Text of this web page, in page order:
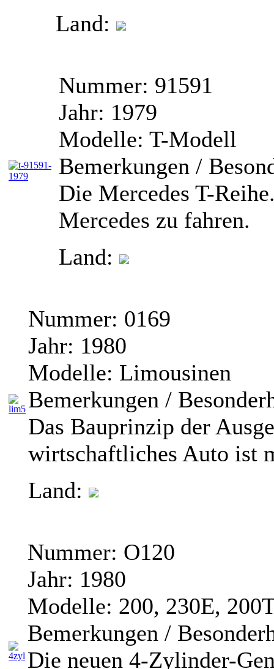
Land:
Nummer: 91591
Jahr: 1979
Modelle: T-Modell
Bemerkungen /
Die Mercedes T-
Mercedes zu fahren.
Land:
Nummer: 0169
Jahr: 1980
Modelle: Limousinen
Bemerkungen /
Das Bauprinzip der
wirtschaftliches Auto ist
Land:
Nummer: O120
Jahr: 1980
Modelle: 200, 230E,
Bemerkungen /
Die neuen 4-Zylinder-